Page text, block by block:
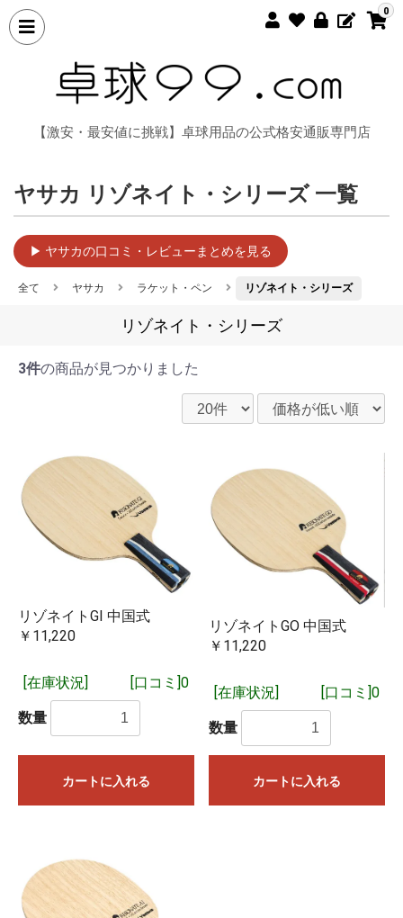
0
【激安・最安値に挑戦】卓球用品の公式格安通販専門店
ヤサカ リゾネイト・シリーズ 一覧
▶ ヤサカの口コミ・レビューまとめを見る
全て ヤサカ ラケット・ペン リゾネイト・シリーズ
リゾネイト・シリーズ
3件の商品が見つかりました
リゾネイトGI 中国式
￥11,220
[在庫状況] [口コミ]0
数量
カートに入れる
リゾネイトGO 中国式
￥11,220
[在庫状況] [口コミ]0
数量
カートに入れる